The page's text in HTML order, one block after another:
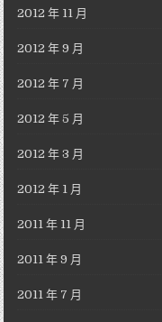
2012 年 11 月
2012 年 9 月
2012 年 7 月
2012 年 5 月
2012 年 3 月
2012 年 1 月
2011 年 11 月
2011 年 9 月
2011 年 7 月